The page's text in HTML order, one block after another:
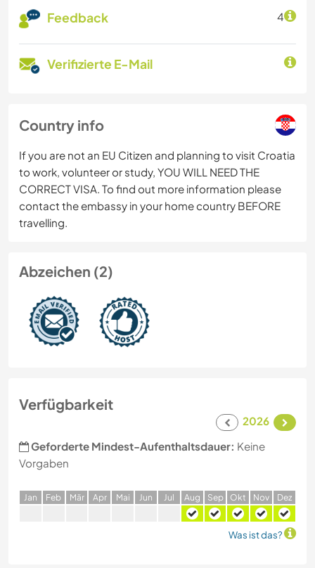
Feedback 4
Verifizierte E-Mail
Country info
If you are not an EU Citizen and planning to visit Croatia
to work, volunteer or study, YOU WILL NEED THE
CORRECT VISA. To find out more information please
contact the embassy in your home country BEFORE
travelling.
Abzeichen (2)
Verfügbarkeit
2026
Geforderte Mindest-Aufenthaltsdauer: Keine
Vorgaben
Jan Feb Mär Apr Mai Jun Jul Aug Sep Okt Nov Dez
Was ist das?